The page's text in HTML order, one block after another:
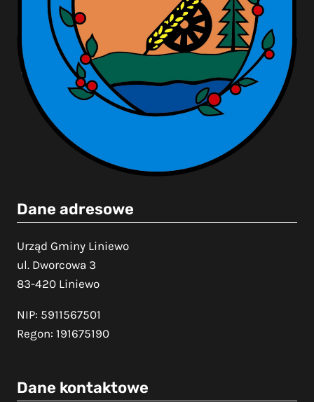
Dane adresowe
Urząd Gminy Liniewo
ul. Dworcowa 3
83-420 Liniewo
NIP: 5911567501
Regon: 191675190
Dane kontaktowe